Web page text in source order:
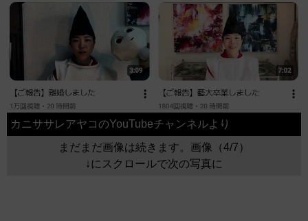
カニササレアヤコのYouTubeチャンネルより
まだまだ画像は続きます。画像（4/7）
↓にスクロールで次の写真に